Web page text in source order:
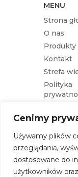
Cenimy
Używamy plików
przeglądania,
dostosowane do
użytkowników
MENU
Strona
O nas
Produkty
Kontakt
Strefa
Polityka